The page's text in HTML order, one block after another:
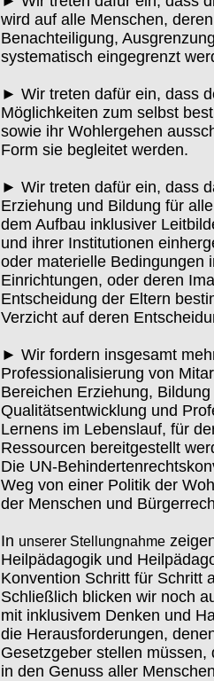
wird auf alle Menschen,
Benachteiligung,
systematisch eingegrenzt
► Wir treten dafür ein, dass
Möglichkeiten zum selbst
sowie ihr Wohlergehen
Form sie begleitet werden.
► Wir treten dafür ein, dass
Erziehung und Bildung für
dem Aufbau inklusiver
und ihrer Institutionen
oder materielle Bedingungen
Einrichtungen, oder deren
Entscheidung der Eltern
Verzicht auf deren
► Wir fordern insgesamt
Professionalisierung von
Bereichen Erziehung,
Qualitätsentwicklung und
Lernens im Lebenslauf, für
Ressourcen bereitgestellt
Die UN-
Weg von einer Politik der
der Menschen und
In unserer Stellungnahme
Heilpädagogik und
Konvention Schritt für Schritt
Schließlich blicken wir noch
mit inklusivem Denken und
die Herausforderungen,
Gesetzgeber stellen
in den Genuss aller